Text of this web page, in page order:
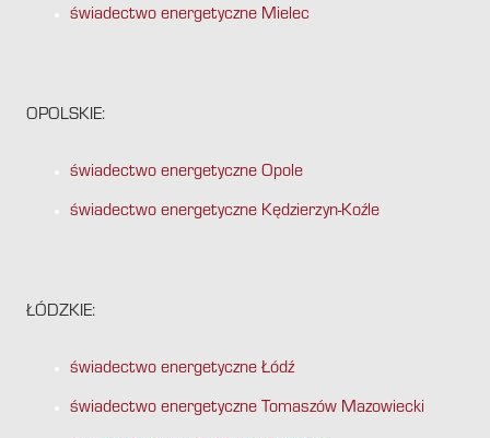
świadectwo energetyczne Mielec
OPOLSKIE:
świadectwo energetyczne Opole
świadectwo energetyczne Kędzierzyn-Koźle
ŁÓDZKIE:
świadectwo energetyczne Łódź
świadectwo energetyczne Tomaszów Mazowiecki